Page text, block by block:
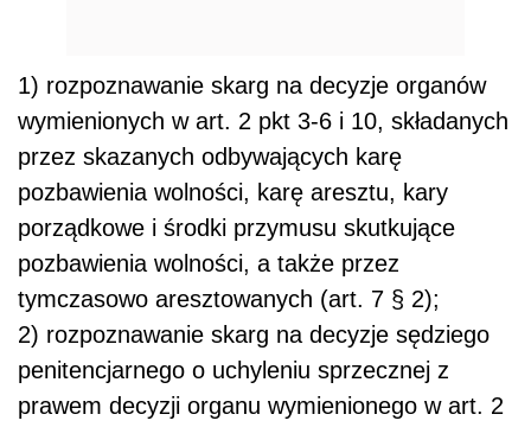
1) rozpoznawanie skarg na decyzje organów
wymienionych w art. 2 pkt 3-6 i 10, składanych
przez skazanych odbywających karę
pozbawienia wolności, karę aresztu, kary
porządkowe i środki przymusu skutkujące
pozbawienia wolności, a także przez
tymczasowo aresztowanych (art. 7 § 2);
2) rozpoznawanie skarg na decyzje sędziego
penitencjarnego o uchyleniu sprzecznej z
prawem decyzji organu wymienionego w art. 2